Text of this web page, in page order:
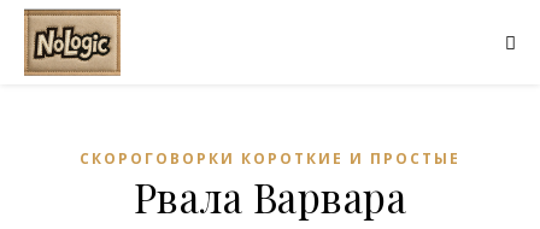
СКОРОГОВОРКИ КОРОТКИЕ И ПРОСТЫЕ
Рвала Варвара